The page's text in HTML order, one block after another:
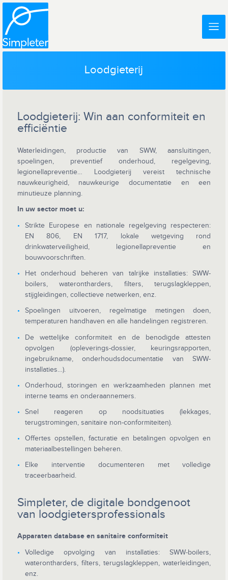
Loodgieterij
Loodgieterij: Win aan conformiteit en
efficiëntie
Waterleidingen, productie van SWW, aansluitingen,
spoelingen, preventief onderhoud, regelgeving,
legionellapreventie… Loodgieterij vereist technische
nauwkeurigheid, nauwkeurige documentatie en een
minutieuze planning.
In uw sector moet u:
Strikte Europese en nationale regelgeving respecteren:
EN 806, EN 1717, lokale wetgeving rond
drinkwaterveiligheid, legionellapreventie en
bouwvoorschriften.
Het onderhoud beheren van talrijke installaties: SWW-
boilers, waterontharders, filters, terugslagkleppen,
stijgleidingen, collectieve netwerken, enz.
Spoelingen uitvoeren, regelmatige metingen doen,
temperaturen handhaven en alle handelingen registreren.
De wettelijke conformiteit en de benodigde attesten
opvolgen (opleverings-dossier, keuringsrapporten,
ingebruikname, onderhoudsdocumentatie van SWW-
installaties…).
Onderhoud, storingen en werkzaamheden plannen met
interne teams en onderaannemers.
Snel reageren op noodsituaties (lekkages,
terugstromingen, sanitaire non-conformiteiten).
Offertes opstellen, facturatie en betalingen opvolgen en
materiaalbestellingen beheren.
Elke interventie documenteren met volledige
traceerbaarheid.
Simpleter, de digitale bondgenoot
van loodgietersprofessionals
Apparaten database en sanitaire conformiteit
Volledige opvolging van installaties: SWW-boilers,
waterontharders, filters, terugslagkleppen, waterleidingen,
enz.